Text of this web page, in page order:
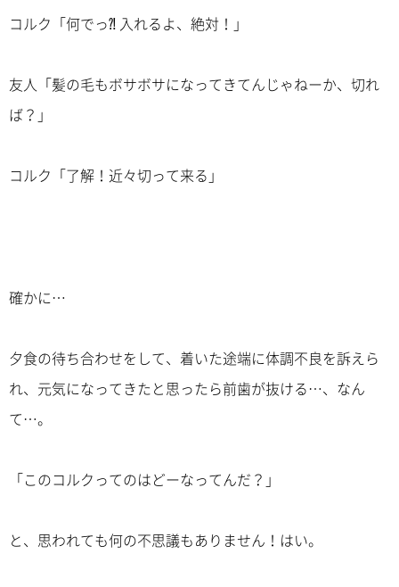
コルク「何でっ⁈ 入れるよ、絶対！」
友人「髪の毛もボサボサになってきてんじゃねーか、切れ
ば？」
コルク「了解！近々切って来る」
確かに…
夕食の待ち合わせをして、着いた途端に体調不良を訴えら
れ、元気になってきたと思ったら前歯が抜ける…、なん
て…。
「このコルクってのはどーなってんだ？」
と、思われても何の不思議もありません！はい。